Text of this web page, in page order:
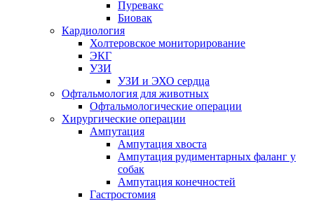
Пуревакс
Биовак
Кардиология
Холтеровское мониторирование
ЭКГ
УЗИ
УЗИ и ЭХО сердца
Офтальмология для животных
Офтальмологические операции
Хирургические операции
Ампутация
Ампутация хвоста
Ампутация рудиментарных фаланг у
собак
Ампутация конечностей
Гастростомия